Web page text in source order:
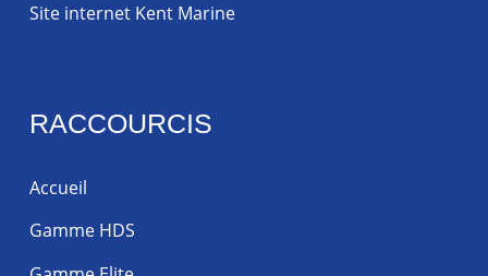
Site internet Kent Marine
RACCOURCIS
Accueil
Gamme HDS